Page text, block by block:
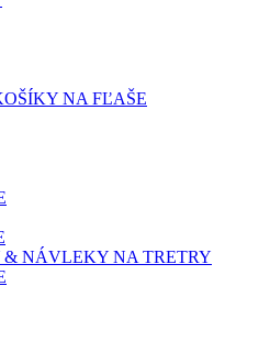
NA FĽAŠE
& NÁVLEKY NA TRETRY